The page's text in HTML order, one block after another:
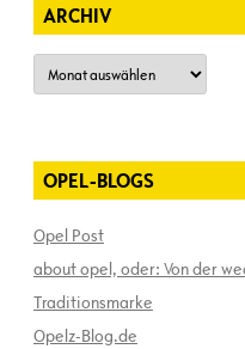
ARCHIV
Archiv
OPEL-BLOGS
Opel Post
about opel, oder: Von der
Traditionsmarke
Opelz-Blog.de